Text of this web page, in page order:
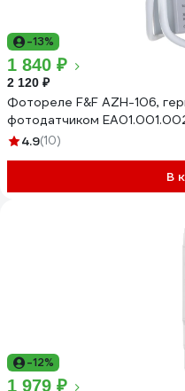
-13%
1 840 ₽
2 120 ₽
Фотореле F&F AZH-106,
фотодатчиком
4.9(10)
В
-12%
1 979 ₽